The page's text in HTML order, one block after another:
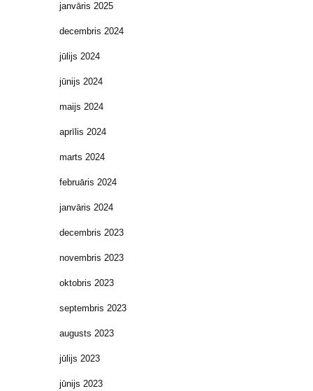
janvāris 2025
decembris 2024
jūlijs 2024
jūnijs 2024
maijs 2024
aprīlis 2024
marts 2024
februāris 2024
janvāris 2024
decembris 2023
novembris 2023
oktobris 2023
septembris 2023
augusts 2023
jūlijs 2023
jūnijs 2023